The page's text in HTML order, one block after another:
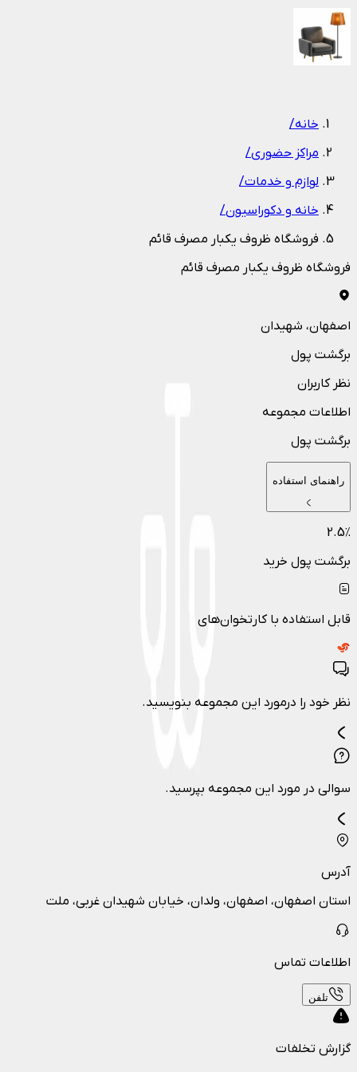
1
خانه/
مراکز حضوری/
لوازم و خدمات/
خانه و دکوراسیون/
فروشگاه ظروف يکبار مصرف قائم
فروشگاه ظروف يکبار مصرف قائم
اصفهان، شهیدان
برگشت پول
نظر کاربران
اطلاعات مجموعه
برگشت پول
راهنمای استفاده
2.5٪
برگشت پول خرید
قابل استفاده با کارتخوان‌های
نظر خود را درمورد این مجموعه بنویسید.
سوالی در مورد این مجموعه بپرسید.
آدرس
استان اصفهان، اصفهان، ولدان، خیابان شهیدان غربی، ملت
اطلاعات تماس
تلفن
گزارش تخلفات